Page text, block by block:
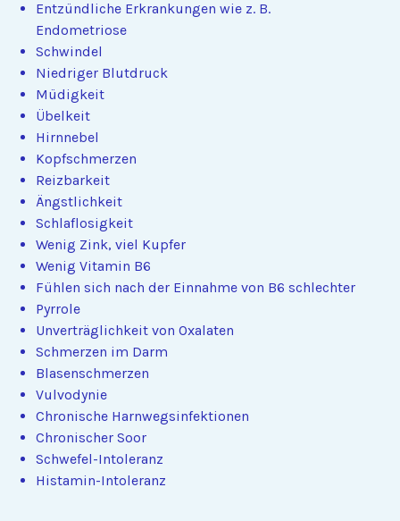
Entzündliche Erkrankungen wie z. B.
Endometriose
Schwindel
Niedriger Blutdruck
Müdigkeit
Übelkeit
Hirnnebel
Kopfschmerzen
Reizbarkeit
Ängstlichkeit
Schlaflosigkeit
Wenig Zink, viel Kupfer
Wenig Vitamin B6
Fühlen sich nach der Einnahme von B6 schlechter
Pyrrole
Unverträglichkeit von Oxalaten
Schmerzen im Darm
Blasenschmerzen
Vulvodynie
Chronische Harnwegsinfektionen
Chronischer Soor
Schwefel-Intoleranz
Histamin-Intoleranz